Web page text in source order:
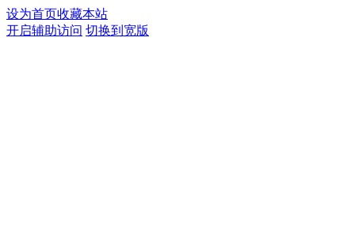
设为首页收藏本站
开启辅助访问 切换到宽版